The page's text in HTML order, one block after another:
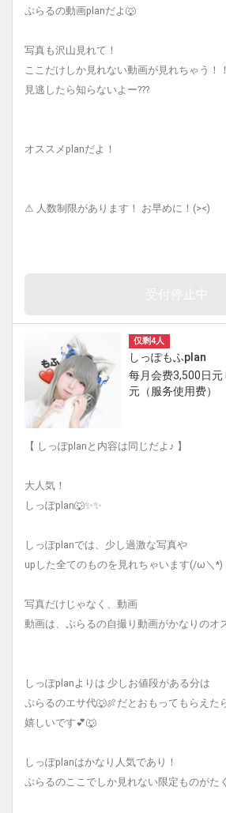
ぷらるの動画planだよ🐺
写真も沢山見れて！
ここだけしか見れない動画が見れちゃう！！
見逃したら知らないよー???
オススメplanだよ！
⚠︎ 人数制限があります！ お早めに！(><)
仅剩4人
しっぽもふplan
每月会费3,500日
元（服务使用费）
【 しっぽplanと内容は同じだよ♪ 】
大人気！
しっぽplan🐺✨✨
しっぽplanでは、少し過激な写真や
upした全てのものを見れちゃいます(/ω＼*)
写真だけじゃなく、動画
動画は、ぷらるの自撮り動画がかなりのオ
しっぽplanよりは 少しお値段がある分は
ぷらるのエサ代🐺🍖だとおもってもらえた
嬉しいです💕🐺
しっぽplanはかなり人気であり！
ぷらるのここでしか見れない限定ものがた